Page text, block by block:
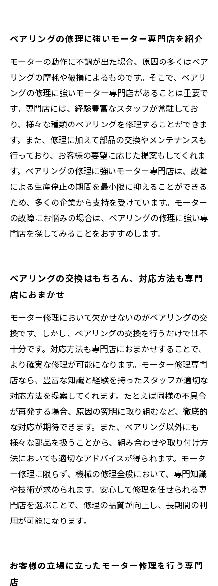
ベアリングの修理に強いモーター専門店を紹介
モーターの動作に不調が出た場合、原因の多くはベア
リングの摩耗や破損によるものです。そこで、ベアリ
ングの修理に強いモーター専門店があることは重要で
す。専門店には、経験豊富なスタッフが常駐してお
り、様々な種類のベアリングを修理することができま
す。また、修理に加えて部品の交換やメンテナンスも
行っており、お客様の要望に応じた提案もしてくれま
す。ベアリングの修理に強いモーター専門店は、故障
による生産停止の期間を最小限に抑えることができる
ため、多くの企業から支持を受けています。モーター
の故障にお悩みの場合は、ベアリングの修理に強い専
門店を探してみることをおすすめします。
ベアリングの交換はもちろん、対応方法も専門
店におまかせ
モーター修理において欠かせないのがベアリングの交
換です。しかし、ベアリングの交換を行うだけでは不
十分です。対応方法も専門店におまかせすることで、
より確実な修理が可能になります。モーター修理専門
店なら、豊富な知識と経験を持ったスタッフが適切な
対応方法を提案してくれます。たとえば同様の不具合
が再発する場合、原因の究明に取り組むなど、徹底的
な対応が期待できます。また、ベアリング以外にも
様々な部品を扱うことから、組み合わせや取り付け方
法においても適切なアドバイスが得られます。モータ
ー修理に限らず、機械の修理全般において、専門知識
や技術が求められます。安心して修理を任せられる専
門店を選ぶことで、修理の品質が向上し、長期間の利
用が可能になります。
お客様の立場に立ったモーター修理を行う専門
店